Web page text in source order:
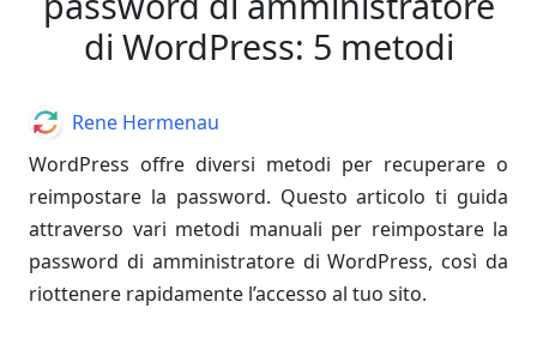
di WordPress: 5 metodi
WordPress offre diversi metodi per recuperare o
reimpostare la password. Questo articolo ti guida
attraverso vari metodi manuali per reimpostare la
password di amministratore di WordPress, così da
riottenere rapidamente l’accesso al tuo sito.
AuthorRene Hermenau